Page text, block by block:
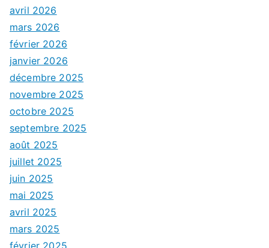
avril 2026
mars 2026
février 2026
janvier 2026
décembre 2025
novembre 2025
octobre 2025
septembre 2025
août 2025
juillet 2025
juin 2025
mai 2025
avril 2025
mars 2025
février 2025